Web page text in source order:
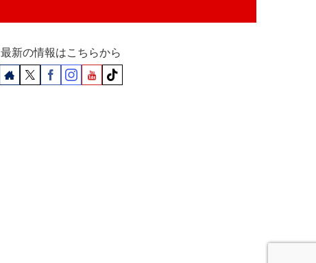
最新の情報はこちらから